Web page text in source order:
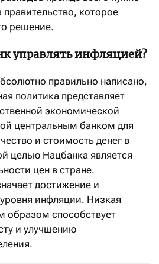
которое
решение.
управлять инфляцией?
правильно написано,
политика представляет
экономической
центральным банком для
и стоимость денег в
целью Нацбанка является
цен в стране.
достижение и
инфляции. Низкая
образом способствует
и улучшению